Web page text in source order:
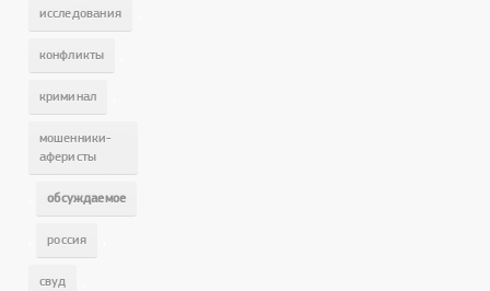
исследования
конфликты
криминал
мошенники-
аферисты
обсуждаемое
россия
свуд